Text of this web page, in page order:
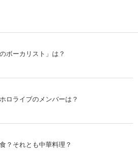
ボーカリスト」は？
ロライブのメンバーは？
？それとも中華料理？